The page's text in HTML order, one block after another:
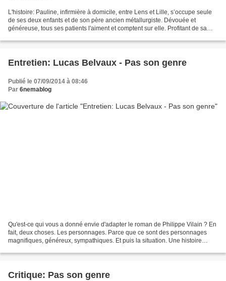
L'histoire: Pauline, infirmière à domicile, entre Lens et Lille, s’occupe seule
de ses deux enfants et de son père ancien métallurgiste. Dévouée et
généreuse, tous ses patients l'aiment et comptent sur elle. Profitant de sa
Entretien: Lucas Belvaux - Pas son genre
Publié le 07/09/2014 à 08:46
Par 6nemablog
Qu'est-ce qui vous a donné envie d'adapter le roman de Philippe Vilain ? En
fait, deux choses. Les personnages. Parce que ce sont des personnages
magnifiques, généreux, sympathiques. Et puis la situation. Une histoire
Critique: Pas son genre